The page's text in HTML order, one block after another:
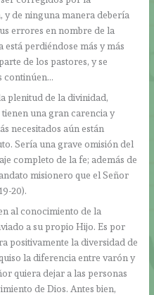
y de ninguna manera debería
errores en nombre de la
perdiéndose más y más
de los pastores, y se
continúen…
plenitud de la divinidad,
una gran carencia y
necesitados aún están
Sería una grave omisión del
completo de la fe; además de
misionero que el Señor
20).
al conocimiento de la
a su propio Hijo. Es por
positivamente la diversidad de
la diferencia entre varón y
quiera dejar a las personas
de Dios. Antes bien,